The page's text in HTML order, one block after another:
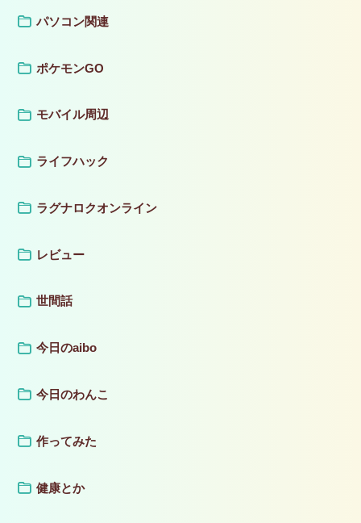
パソコン関連
ポケモンGO
モバイル周辺
ライフハック
ラグナロクオンライン
レビュー
世間話
今日のaibo
今日のわんこ
作ってみた
健康とか